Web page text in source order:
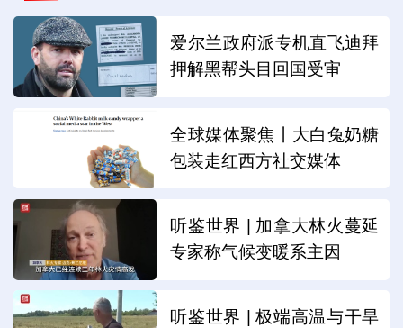
爱尔兰政府派专机直飞迪拜
押解黑帮头目回国受审
全球媒体聚焦丨大白兔奶糖
包装走红西方社交媒体
听鉴世界 | 加拿大林火蔓延
专家称气候变暖系主因
听鉴世界 | 极端高温与干旱